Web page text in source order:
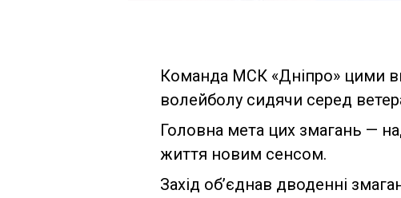
Команда МСК «Дніпро» цими
волейболу сидячи серед
Головна мета цих змагань —
життя новим сенсом.
Захід об’єднав дводенні